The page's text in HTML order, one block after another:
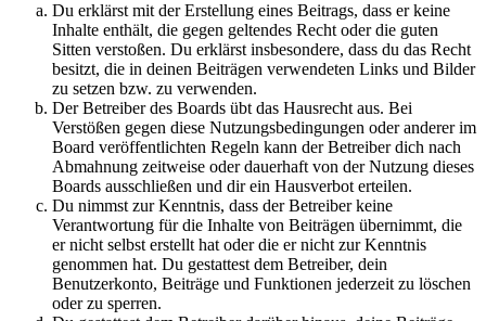
Du erklärst mit der Erstellung eines Beitrags, dass er keine
Inhalte enthält, die gegen geltendes Recht oder die guten
Sitten verstoßen. Du erklärst insbesondere, dass du das Recht
besitzt, die in deinen Beiträgen verwendeten Links und Bilder
zu setzen bzw. zu verwenden.
Der Betreiber des Boards übt das Hausrecht aus. Bei
Verstößen gegen diese Nutzungsbedingungen oder anderer im
Board veröffentlichten Regeln kann der Betreiber dich nach
Abmahnung zeitweise oder dauerhaft von der Nutzung dieses
Boards ausschließen und dir ein Hausverbot erteilen.
Du nimmst zur Kenntnis, dass der Betreiber keine
Verantwortung für die Inhalte von Beiträgen übernimmt, die
er nicht selbst erstellt hat oder die er nicht zur Kenntnis
genommen hat. Du gestattest dem Betreiber, dein
Benutzerkonto, Beiträge und Funktionen jederzeit zu löschen
oder zu sperren.